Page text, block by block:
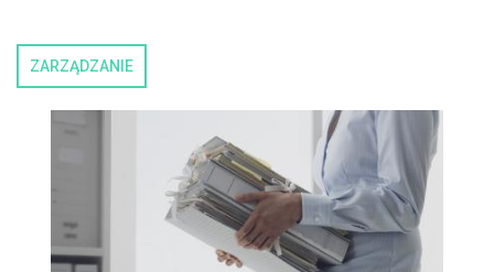
ZARZĄDZANIE